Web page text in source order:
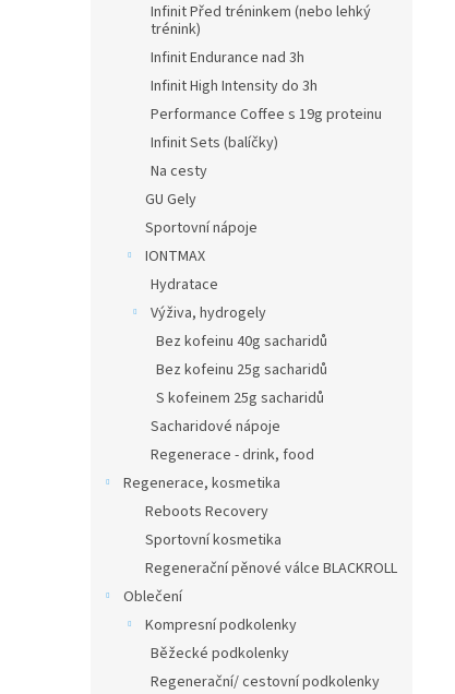
Infinit Před tréninkem (nebo lehký
trénink)
Infinit Endurance nad 3h
Infinit High Intensity do 3h
Performance Coffee s 19g proteinu
Infinit Sets (balíčky)
Na cesty
GU Gely
Sportovní nápoje
IONTMAX
Hydratace
Výživa, hydrogely
Bez kofeinu 40g sacharidů
Bez kofeinu 25g sacharidů
S kofeinem 25g sacharidů
Sacharidové nápoje
Regenerace - drink, food
Regenerace, kosmetika
Reboots Recovery
Sportovní kosmetika
Regenerační pěnové válce BLACKROLL
Oblečení
Kompresní podkolenky
Běžecké podkolenky
Regenerační/ cestovní podkolenky